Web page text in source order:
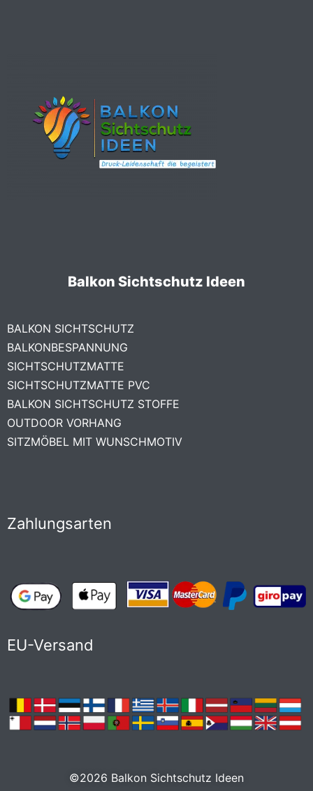
Balkon Sichtschutz Ideen
BALKON SICHTSCHUTZ
BALKONBESPANNUNG
SICHTSCHUTZMATTE
SICHTSCHUTZMATTE PVC
BALKON SICHTSCHUTZ STOFFE
OUTDOOR VORHANG
SITZMÖBEL MIT WUNSCHMOTIV
Zahlungsarten
EU-Versand
©2026 Balkon Sichtschutz Ideen